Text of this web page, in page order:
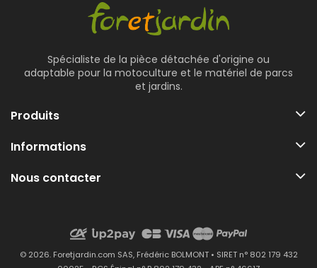
Spécialiste de la pièce détachée d'origine ou
adaptable pour la motoculture et le matériel de parcs
et jardins.
Produits
Informations
Nous contacter
© 2026. Foretjardin.com SAS, Frédéric BOLMONT • SIRET n° 802 179 432